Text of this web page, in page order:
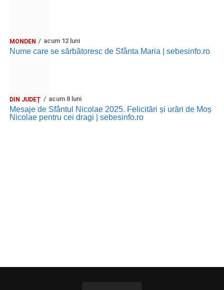
MONDEN acum 12 luni
Nume care se sărbătoresc de Sfânta Maria | sebesinfo.ro
DIN JUDEȚ acum 8 luni
Mesaje de Sfântul Nicolae 2025. Felicitări și urări de Moș
Nicolae pentru cei dragi | sebesinfo.ro